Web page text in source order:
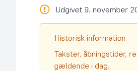
Udgivet 9. november
Historisk information
Takster, åbningstider,
gældende i dag.